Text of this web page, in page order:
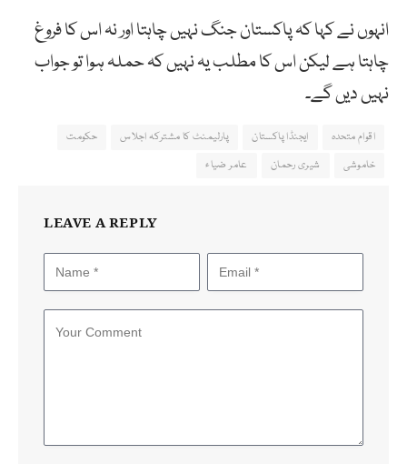
انہوں نے کہا کہ پاکستان جنگ نہیں چاہتا اور نہ اس کا فروغ
چاہتا ہے لیکن اس کا مطلب یہ نہیں کہ حملہ ہوا تو جواب
نہیں دیں گے۔
اقوام متحدہ ایجنڈا پاکستان پارلیمنٹ کا مشترکہ اجلاس
حکومت
خاموشی
شیری رحمان عامر ضیاء
LEAVE A REPLY